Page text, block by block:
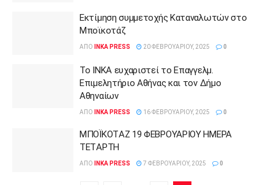
Εκτίμηση συμμετοχής Καταναλωτών στο
Μποϊκοτάζ
ΑΠΌ INKA PRESS 20 ΦΕΒΡΟΥΑΡΊΟΥ, 2025 0
Το ΙΝΚΑ ευχαριστεί το Επαγγελμ.
Επιμελητήριο Αθήνας και τον Δήμο
Αθηναίων
ΑΠΌ INKA PRESS 16 ΦΕΒΡΟΥΑΡΊΟΥ, 2025 0
ΜΠΟΪΚΟΤAΖ 19 ΦΕΒΡΟΥΑΡΙΟΥ ΗΜEΡΑ
ΤΕΤAΡΤΗ
ΑΠΌ INKA PRESS 7 ΦΕΒΡΟΥΑΡΊΟΥ, 2025 0